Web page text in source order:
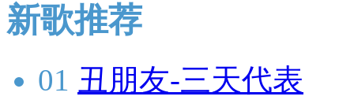
新歌推荐
01 丑朋友-三天代表